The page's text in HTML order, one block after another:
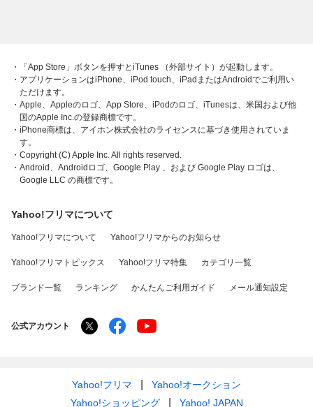
・「App Store」ボタンを押すとiTunes （外部サイト）が起動します。
・アプリケーションはiPhone、iPod touch、iPadまたはAndroidでご利用い
ただけます。
・Apple、Appleのロゴ、App Store、iPodのロゴ、iTunesは、米国および他
国のApple Inc.の登録商標です。
・iPhone商標は、アイホン株式会社のライセンスに基づき使用されていま
す。
・Copyright (C) Apple Inc. All rights reserved.
・Android、Androidロゴ、Google Play 、および Google Play ロゴは、
Google LLC の商標です。
Yahoo!フリマについて
Yahoo!フリマについて Yahoo!フリマからのお知らせ
Yahoo!フリマトピックス Yahoo!フリマ特集 カテゴリ一覧
ブランド一覧 ランキング かんたんご利用ガイド メール通知設定
公式アカウント
Yahoo!フリマ
Yahoo!オークション
Yahoo!ショッピング
Yahoo! JAPAN